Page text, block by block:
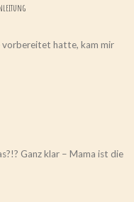
vorbereitet hatte, kam mir
Ganz klar – Mama ist die